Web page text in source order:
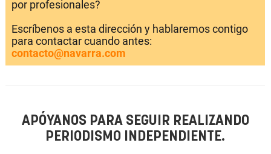
por profesionales?
Escríbenos a esta dirección y hablaremos contigo
para contactar cuando antes:
contacto@navarra.com
APÓYANOS PARA SEGUIR REALIZANDO
PERIODISMO INDEPENDIENTE.